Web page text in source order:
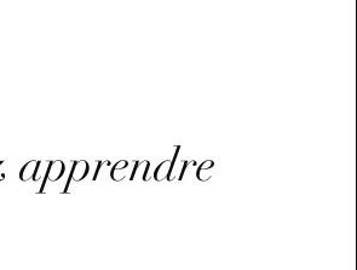
apprendre